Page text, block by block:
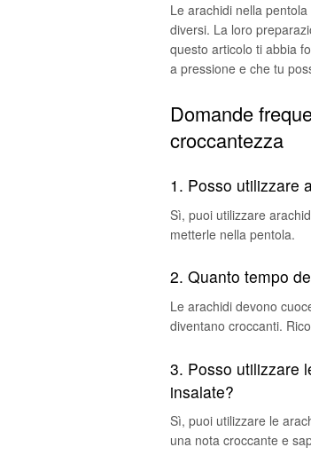
Le arachidi nella
diversi. La loro
questo articolo ti abbia
a pressione e che tu
Domande
croccantezza
1. Posso utilizzare
Sì, puoi utilizzare
metterle nella pentola.
2. Quanto tempo
Le arachidi devono
diventano croccanti.
3. Posso utilizzare
insalate?
Sì, puoi utilizzare le
una nota croccante e